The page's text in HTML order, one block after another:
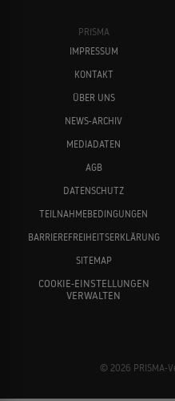
PRISMA
IMPRESSUM
KONTAKT
ÜBER UNS
NEWS-ARCHIV
MEDIADATEN
AGB
DATENSCHUTZ
TEILNAHMEBEDINGUNGEN
BARRIEREFREIHEITSERKLÄRUNG
SITEMAP
COOKIE-EINSTELLUNGEN
VERWALTEN
© 2026 PRISMA-